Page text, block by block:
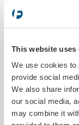
This website uses
We use cookies to
provide social
We also share
our social media,
may combine it
Passar
Det här behöver vi i
verksamheten
datorer samtidigt och
jobba mot samma